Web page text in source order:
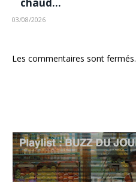
03/08/2026
Les commentaires sont fermés.